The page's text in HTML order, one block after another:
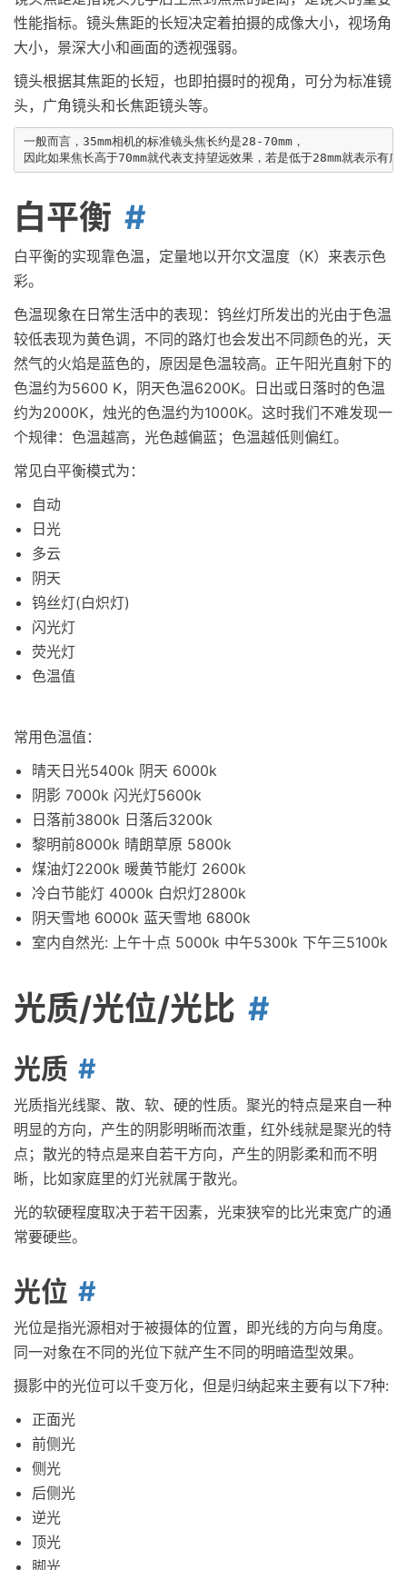
性能指标。镜头焦距的长短决定着拍摄的成像大小，视场角
大小，景深大小和画面的透视强弱。
镜头根据其焦距的长短，也即拍摄时的视角，可分为标准镜
头，广角镜头和长焦距镜头等。
一般而言，35mm相机的标准镜头焦长约是28-70mm，
白平衡
白平衡的实现靠色温，定量地以开尔文温度（K）来表示色
彩。
色温现象在日常生活中的表现：钨丝灯所发出的光由于色温
较低表现为黄色调，不同的路灯也会发出不同颜色的光，天
然气的火焰是蓝色的，原因是色温较高。正午阳光直射下的
色温约为5600 K，阴天色温6200K。日出或日落时的色温
约为2000K，烛光的色温约为1000K。这时我们不难发现一
个规律：色温越高，光色越偏蓝；色温越低则偏红。
常见白平衡模式为：
自动
日光
多云
阴天
钨丝灯(白炽灯)
闪光灯
荧光灯
色温值
常用色温值：
晴天日光5400k 阴天 6000k
阴影 7000k 闪光灯5600k
日落前3800k 日落后3200k
黎明前8000k 晴朗草原 5800k
煤油灯2200k 暖黄节能灯 2600k
冷白节能灯 4000k 白炽灯2800k
阴天雪地 6000k 蓝天雪地 6800k
室内自然光: 上午十点 5000k 中午5300k 下午三5100k
光质/光位/光比
光质
光质指光线聚、散、软、硬的性质。聚光的特点是来自一种
明显的方向，产生的阴影明晰而浓重，红外线就是聚光的特
点；散光的特点是来自若干方向，产生的阴影柔和而不明
晰，比如家庭里的灯光就属于散光。
光的软硬程度取决于若干因素，光束狭窄的比光束宽广的通
常要硬些。
光位
光位是指光源相对于被摄体的位置，即光线的方向与角度。
同一对象在不同的光位下就产生不同的明暗造型效果。
摄影中的光位可以千变万化，但是归纳起来主要有以下7种:
正面光
前侧光
侧光
后侧光
逆光
顶光
脚光